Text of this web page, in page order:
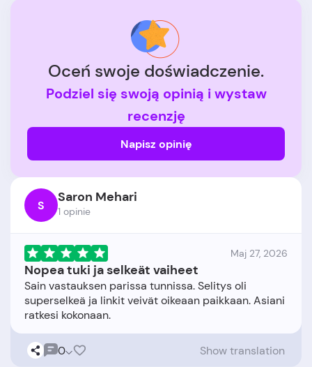
Oceń swoje doświadczenie.
Podziel się swoją opinią i wystaw
recenzję
Napisz opinię
S Saron Mehari
1 opinie
Maj 27, 2026
Nopea tuki ja selkeät vaiheet
Sain vastauksen parissa tunnissa. Selitys oli
superselkeä ja linkit veivät oikeaan paikkaan. Asiani
0 Show translation